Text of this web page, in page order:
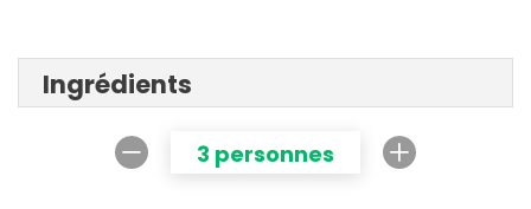
Ingrédients
3 personnes